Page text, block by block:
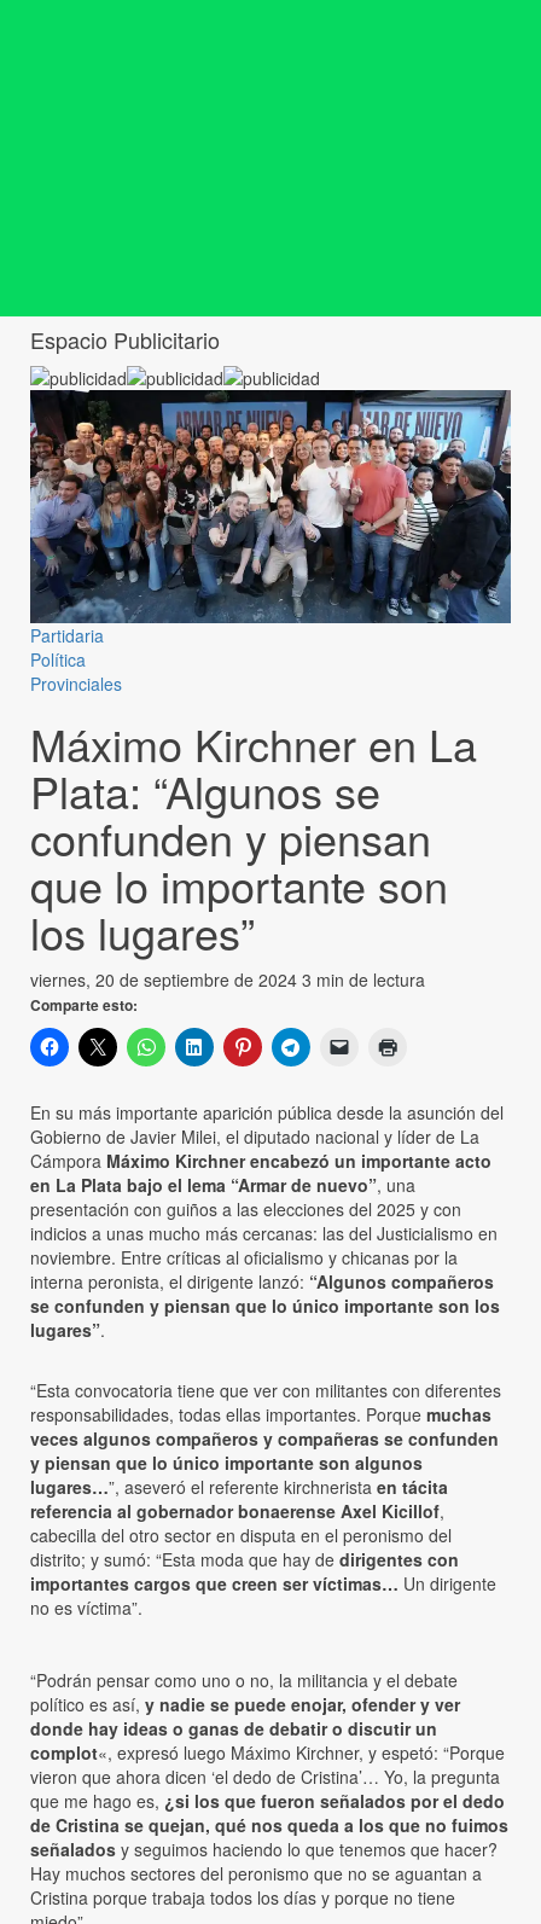
Espacio Publicitario
Partidaria
Política
Provinciales
Máximo Kirchner en La
Plata: “Algunos se
confunden y piensan
que lo importante son
los lugares”
viernes, 20 de septiembre de 2024 3 min de lectura
Comparte esto:
En su más importante aparición pública desde la asunción del
Gobierno de Javier Milei, el diputado nacional y líder de La
Cámpora Máximo Kirchner encabezó un importante acto
en La Plata bajo el lema “Armar de nuevo”, una
presentación con guiños a las elecciones del 2025 y con
indicios a unas mucho más cercanas: las del Justicialismo en
noviembre. Entre críticas al oficialismo y chicanas por la
interna peronista, el dirigente lanzó: “Algunos compañeros
se confunden y piensan que lo único importante son los
lugares”.
“Esta convocatoria tiene que ver con militantes con diferentes
responsabilidades, todas ellas importantes. Porque muchas
veces algunos compañeros y compañeras se confunden
y piensan que lo único importante son algunos
lugares…”, aseveró el referente kirchnerista en tácita
referencia al gobernador bonaerense Axel Kicillof,
cabecilla del otro sector en disputa en el peronismo del
distrito; y sumó: “Esta moda que hay de dirigentes con
importantes cargos que creen ser víctimas… Un dirigente
no es víctima”.
“Podrán pensar como uno o no, la militancia y el debate
político es así, y nadie se puede enojar, ofender y ver
donde hay ideas o ganas de debatir o discutir un
complot«, expresó luego Máximo Kirchner, y espetó: “Porque
vieron que ahora dicen ‘el dedo de Cristina’… Yo, la pregunta
que me hago es, ¿si los que fueron señalados por el dedo
de Cristina se quejan, qué nos queda a los que no fuimos
señalados y seguimos haciendo lo que tenemos que hacer?
Hay muchos sectores del peronismo que no se aguantan a
Cristina porque trabaja todos los días y porque no tiene